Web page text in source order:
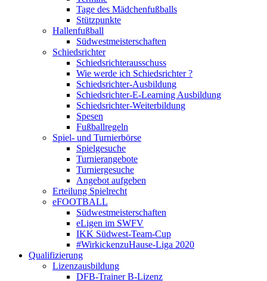
Tage des Mädchenfußballs
Stützpunkte
Hallenfußball
Südwestmeisterschaften
Schiedsrichter
Schiedsrichterausschuss
Wie werde ich Schiedsrichter ?
Schiedsrichter-Ausbildung
Schiedsrichter-E-Learning Ausbildung
Schiedsrichter-Weiterbildung
Spesen
Fußballregeln
Spiel- und Turnierbörse
Spielgesuche
Turnierangebote
Turniergesuche
Angebot aufgeben
Erteilung Spielrecht
eFOOTBALL
Südwestmeisterschaften
eLigen im SWFV
IKK Südwest-Team-Cup
#WirkickenzuHause-Liga 2020
Qualifizierung
Lizenzausbildung
DFB-Trainer B-Lizenz